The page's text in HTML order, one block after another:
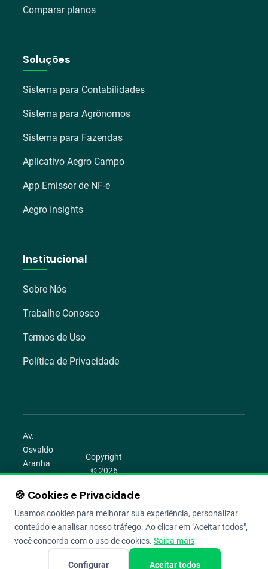
Comparar planos
Soluções
Sistema para Contabilidades
Sistema para Agrônomos
Sistema para Fazendas
Aplicativo Aegro Campo
App Emissor de NF-e
Aegro Insights
Institucional
Sobre Nós
Trabalhe Conosco
Termos de Uso
Política de Privacidade
Av.
Osvaldo
Aranha
1022 –
Bom
Porto
Alegre –
RS
Copyright
© 2026
Todos os
direitos
reservados.
🍪 Cookies e Privacidade
Usamos cookies para melhorar sua experiência, personalizar
conteúdo e analisar nosso tráfego. Ao clicar em "Aceitar todos",
você concorda com o uso de cookies. Saiba mais
Configurar Aceitar todos